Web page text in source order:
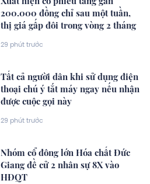
200.000 đồng chỉ sau một tuần,
thị giá gấp đôi trong vòng 2 tháng
29 phút trước
Tất cả người dân khi sử dụng điện
thoại chú ý tắt máy ngay nếu nhận
được cuộc gọi này
29 phút trước
Nhóm cổ đông lớn Hóa chất Đức
Giang đề cử 2 nhân sự 8X vào
HĐQT